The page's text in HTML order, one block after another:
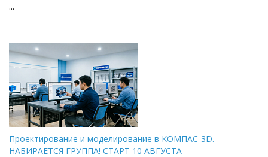
...
Проектирование и моделирование в КОМПАС-3D.
НАБИРАЕТСЯ ГРУППА! СТАРТ 10 АВГУСТА